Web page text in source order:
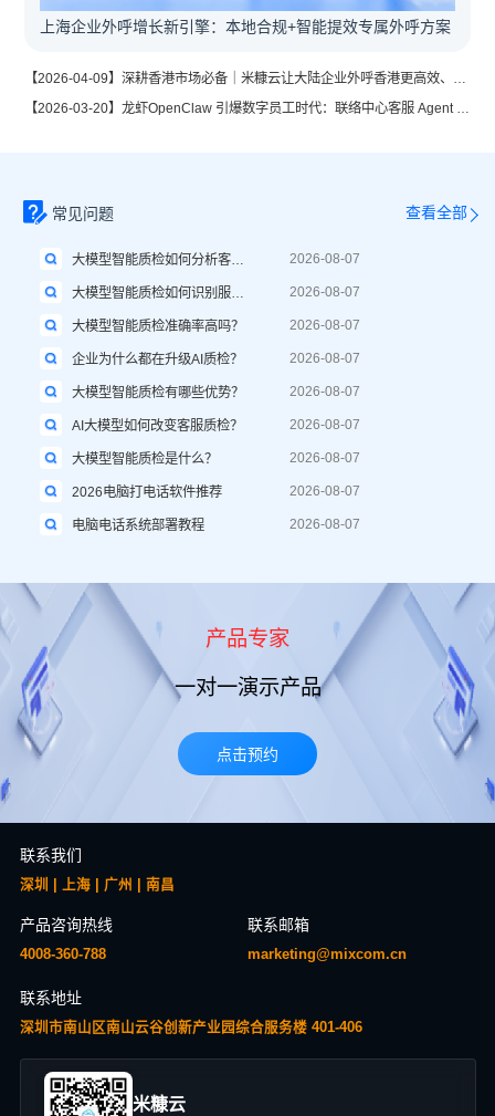
上海企业外呼增长新引擎：本地合规+智能提效专属外呼方案
【2026-04-09】深耕香港市场必备｜米糠云让大陆企业外呼香港更高效、更稳定
常见问题 查看全部
大模型智能质检如何分析客户情绪？ 2026-08-07
大模型智能质检如何识别服务风险？ 2026-08-07
大模型智能质检准确率高吗？ 2026-08-07
企业为什么都在升级AI质检？ 2026-08-07
大模型智能质检有哪些优势？ 2026-08-07
AI大模型如何改变客服质检？ 2026-08-07
大模型智能质检是什么？ 2026-08-07
2026电脑打电话软件推荐 2026-08-07
电脑电话系统部署教程 2026-08-07
产品专家
一对一演示产品
点击预约
联系我们
深圳 | 上海 | 广州 | 南昌
产品咨询热线
4008-360-788
联系邮箱
marketing@mixcom.cn
联系地址
深圳市南山区南山云谷创新产业园综合服务楼 401-406
米糠云